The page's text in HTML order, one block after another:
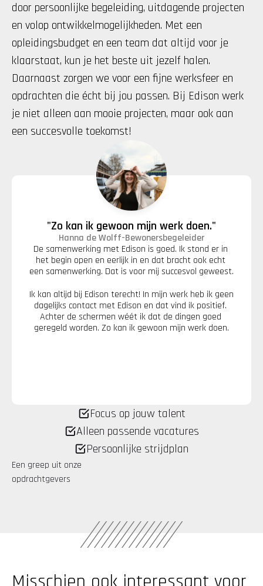
door persoonlijke begeleiding, uitdagende projecten
en volop ontwikkelmogelijkheden. Met een
opleidingsbudget en een team dat altijd voor je
klaarstaat, kun je het beste uit jezelf halen.
Daarnaast zorgen we voor een fijne werksfeer en
opdrachten die écht bij jou passen. Bij Edison werk
je niet alleen aan mooie projecten, maar ook aan
een succesvolle toekomst!
"Zo kan ik gewoon mijn werk doen."
Hanna de Wolff-Bewonersbegeleider
De samenwerking met Edison is goed. Ik stond er in
het begin open en eerlijk in en dat bracht ook echt
een samenwerking. Dat is voor mij succesvol geweest.
Ik kan altijd bij Edison terecht! In mijn werk heb ik geen
dagelijks contact met Edison en dat vind ik positief.
Achter de schermen wéét ik dat de dingen goed
geregeld worden. Zo kan ik gewoon mijn werk doen.
Focus op jouw talent
Alleen passende vacatures
Persoonlijke strijdplan
Een greep uit onze
opdrachtgevers